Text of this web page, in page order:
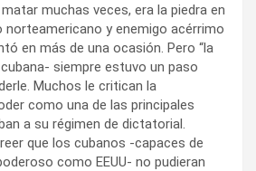
muchas veces, era la piedra en
norteamericano y enemigo acérrimo
en más de una ocasión. Pero “la
siempre estuvo un paso
Muchos le critican la
como una de las principales
a su régimen de dictatorial.
que los cubanos -capaces de
como EEUU- no pudieran